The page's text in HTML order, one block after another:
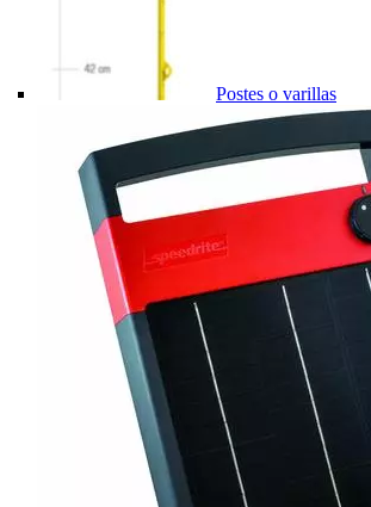
Postes o varillas